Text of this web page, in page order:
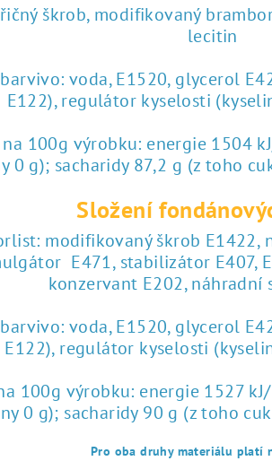
škrob, modifikovaný
lecitin
voda, E1520, glycerol
E122), regulátor kyselosti
100g výrobku: energie 1504
0 g); sacharidy 87,2 g (z toho
Složení
modifikovaný škrob
E471, stabilizátor E407,
konzervant E202, náhradní
voda, E1520, glycerol
E122), regulátor kyselosti
100g výrobku: energie 1527
0 g); sacharidy 90 g (z toho
Pro oba druhy materiálu platí